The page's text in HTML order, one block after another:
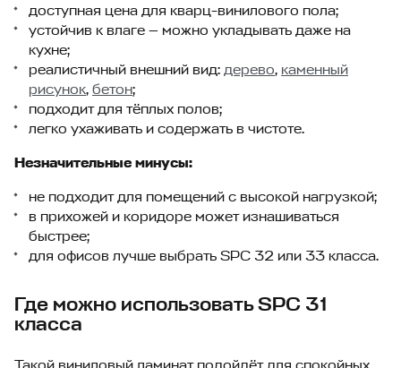
доступная цена для кварц-винилового пола;
устойчив к влаге — можно укладывать даже на
кухне;
реалистичный внешний вид: дерево, каменный
рисунок, бетон;
подходит для тёплых полов;
легко ухаживать и содержать в чистоте.
Незначительные минусы:
не подходит для помещений с высокой нагрузкой;
в прихожей и коридоре может изнашиваться
быстрее;
для офисов лучше выбрать SPC 32 или 33 класса.
Где можно использовать SPC 31
класса